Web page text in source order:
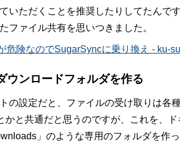
いただくことを推奨したりしてたんで
ファイル共有を思いつきました。
危険なのでSugarSyncに乗り換え - ku-
ウンロードフォルダを作る
の設定だと、ファイルの受け取りは各
かと共通だと思うのですが、これを、
」のような専用のフォルダを作